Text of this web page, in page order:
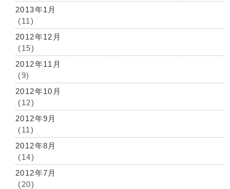
2013年1月
(11)
2012年12月
(15)
2012年11月
(9)
2012年10月
(12)
2012年9月
(11)
2012年8月
(14)
2012年7月
(20)